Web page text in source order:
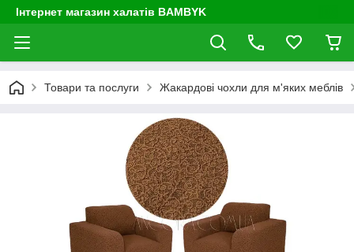
Інтернет магазин халатів BAMBYK
Товари та послуги Жакардові чохли для м'яких меблів